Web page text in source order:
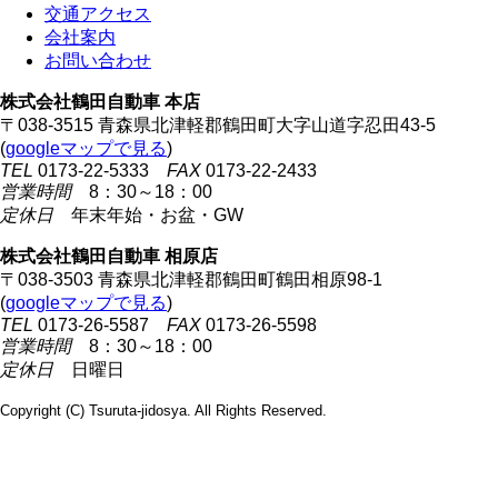
交通アクセス
会社案内
お問い合わせ
株式会社鶴田自動車 本店
〒038-3515 青森県北津軽郡鶴田町大字山道字忍田43-5
(googleマップで見る)
TEL 0173-22-5333 FAX 0173-22-2433
営業時間8：30～18：00
定休日 年末年始・お盆・GW
株式会社鶴田自動車 相原店
〒038-3503 青森県北津軽郡鶴田町鶴田相原98-1
(googleマップで見る)
TEL 0173-26-5587 FAX 0173-26-5598
営業時間8：30～18：00
定休日 日曜日
Copyright (C) Tsuruta-jidosya. All Rights Reserved.